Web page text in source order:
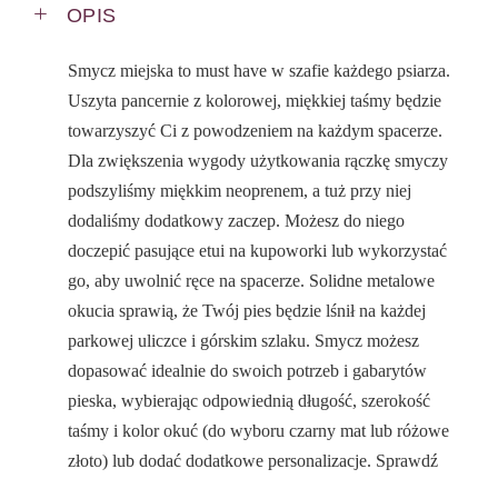
OPIS
Smycz miejska to must have w szafie każdego psiarza.
Uszyta pancernie z kolorowej, miękkiej taśmy będzie
towarzyszyć Ci z powodzeniem na każdym spacerze.
Dla zwiększenia wygody użytkowania rączkę smyczy
podszyliśmy miękkim neoprenem, a tuż przy niej
dodaliśmy dodatkowy zaczep. Możesz do niego
doczepić pasujące etui na kupoworki lub wykorzystać
go, aby uwolnić ręce na spacerze. Solidne metalowe
okucia sprawią, że Twój pies będzie lśnił na każdej
parkowej uliczce i górskim szlaku. Smycz możesz
dopasować idealnie do swoich potrzeb i gabarytów
pieska, wybierając odpowiednią długość, szerokość
taśmy i kolor okuć (do wyboru czarny mat lub różowe
złoto) lub dodać dodatkowe personalizacje. Sprawdź